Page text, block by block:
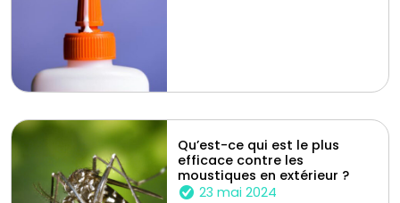
Qu’est-ce qui est le plus
efficace contre les
moustiques en extérieur ?
23 mai 2024